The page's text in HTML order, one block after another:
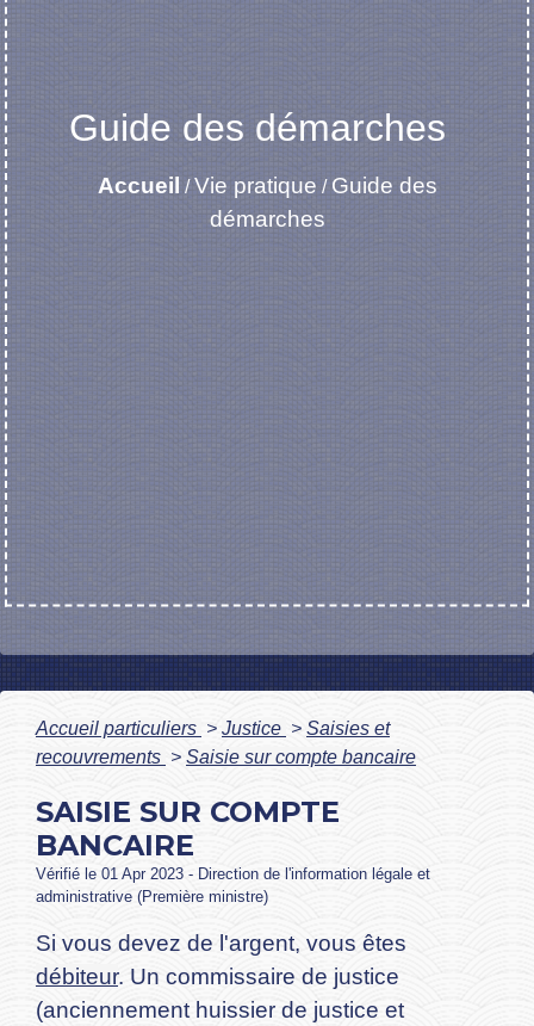
Guide des démarches
Accueil /Vie pratique / Guide des
démarches
Accueil particuliers > Justice > Saisies et
recouvrements > Saisie sur compte bancaire
SAISIE SUR COMPTE
BANCAIRE
Vérifié le 01 Apr 2023 - Direction de l'information légale et
administrative (Première ministre)
Si vous devez de l'argent, vous êtes
débiteur. Un commissaire de justice
(anciennement huissier de justice et